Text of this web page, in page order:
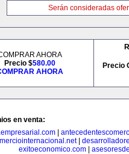
Serán consideradas
AHORA
Precio $580.00
AHORA
Precio
en venta:
|
exitoeconomico.com|